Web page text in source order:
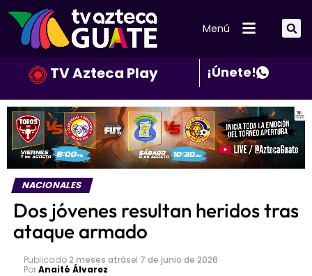
Menú
TV Azteca Play ¡Únete!
NACIONALES
Dos jóvenes resultan heridos tras
ataque armado
Publicado2 meses atrásel 7 de junio de 2026
PorAnaité Álvarez